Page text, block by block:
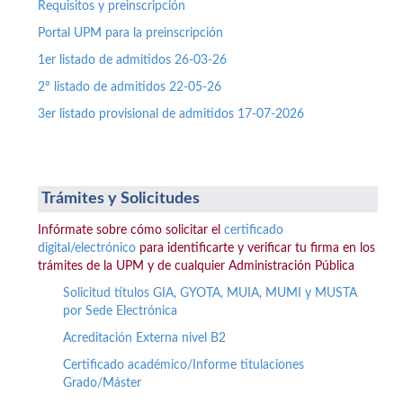
Requisitos y preinscripción
Portal UPM para la preinscripción
1er listado de admitidos 26-03-26
2º listado de admitidos 22-05-26
3er listado provisional de admitidos 17-07-2026
Trámites y Solicitudes
Infórmate sobre cómo solicitar el certificado
digital/electrónico para identificarte y verificar tu firma en los
trámites de la UPM y de cualquier Administración Pública
Solicitud títulos GIA, GYOTA, MUIA, MUMI y MUSTA
por Sede Electrónica
Acreditación Externa nivel B2
Certificado académico/Informe titulaciones
Grado/Máster